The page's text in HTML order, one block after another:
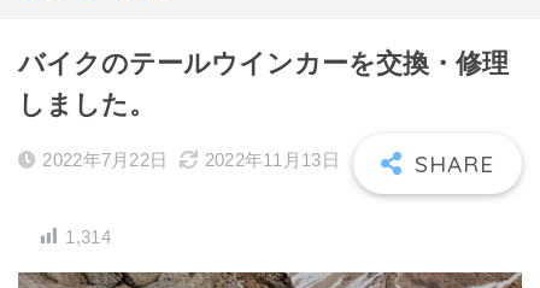
バイクのテールウインカーを交換・修理
しました。
2022年7月22日 2022年11月13日
1,314